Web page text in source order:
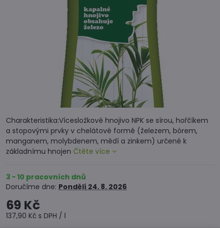
Charakteristika:Vícesložkové hnojivo NPK se sírou, hořčíkem
a stopovými prvky v chelátové formě (železem, bórem,
manganem, molybdenem, mědí a zinkem) určené k
základnímu hnojen Čtěte více
3 - 10 pracovních dnů
Doručíme dne: Pondělí 24. 8. 2026
69 Kč
137,90 Kč s DPH / l